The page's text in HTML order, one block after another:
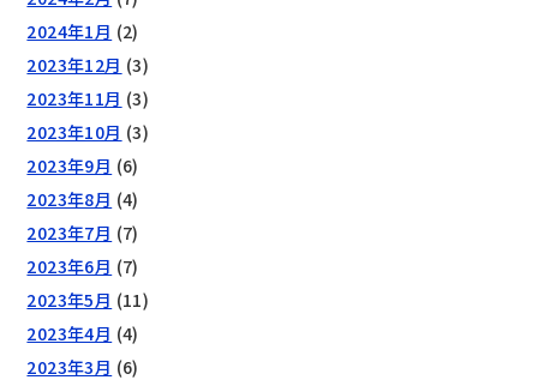
2024年1月 (2)
2023年12月 (3)
2023年11月 (3)
2023年10月 (3)
2023年9月 (6)
2023年8月 (4)
2023年7月 (7)
2023年6月 (7)
2023年5月 (11)
2023年4月 (4)
2023年3月 (6)